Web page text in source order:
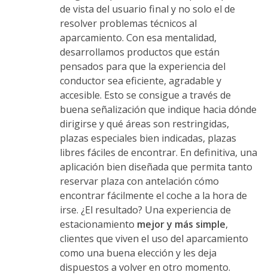
de vista del usuario final y no solo el de
resolver problemas técnicos al
aparcamiento. Con esa mentalidad,
desarrollamos productos que están
pensados para que la experiencia del
conductor sea eficiente, agradable y
accesible. Esto se consigue a través de
buena señalización que indique hacia dónde
dirigirse y qué áreas son restringidas,
plazas especiales bien indicadas, plazas
libres fáciles de encontrar. En definitiva, una
aplicación bien diseñada que permita tanto
reservar plaza con antelación cómo
encontrar fácilmente el coche a la hora de
irse. ¿El resultado? Una experiencia de
estacionamiento mejor y más simple,
clientes que viven el uso del aparcamiento
como una buena elección y les deja
dispuestos a volver en otro momento.